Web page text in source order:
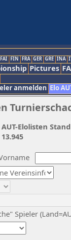
FAI FIN FRA GER GRE INA
Pictures
anmelden Elo
Spieler
AUT-Elolisten
13.945